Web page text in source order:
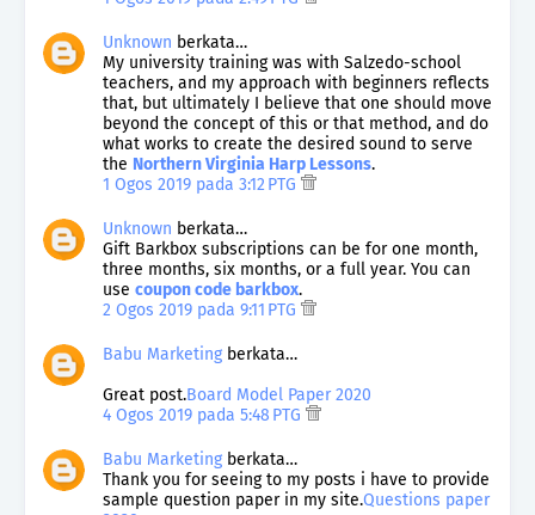
Unknown berkata…
My university training was with Salzedo-school
teachers, and my approach with beginners reflects
that, but ultimately I believe that one should move
beyond the concept of this or that method, and do
what works to create the desired sound to serve
the Northern Virginia Harp Lessons.
1 Ogos 2019 pada 3:12 PTG
Unknown berkata…
Gift Barkbox subscriptions can be for one month,
three months, six months, or a full year. You can
use coupon code barkbox.
2 Ogos 2019 pada 9:11 PTG
Babu Marketing berkata…
Great post.Board Model Paper 2020
4 Ogos 2019 pada 5:48 PTG
Babu Marketing berkata…
Thank you for seeing to my posts i have to provide
sample question paper in my site.Questions paper